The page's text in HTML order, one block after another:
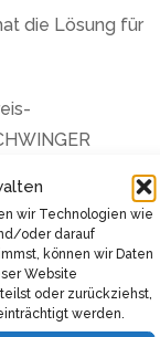
wir Technologien wie
oder darauf
können wir Daten
Website
oder zurückziehst,
werden.
die Lösung für
von Hand
jungen
ein